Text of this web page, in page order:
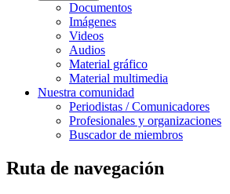
Documentos
Imágenes
Videos
Audios
Material gráfico
Material multimedia
Nuestra comunidad
Periodistas / Comunicadores
Profesionales y organizaciones
Buscador de miembros
Ruta de navegación